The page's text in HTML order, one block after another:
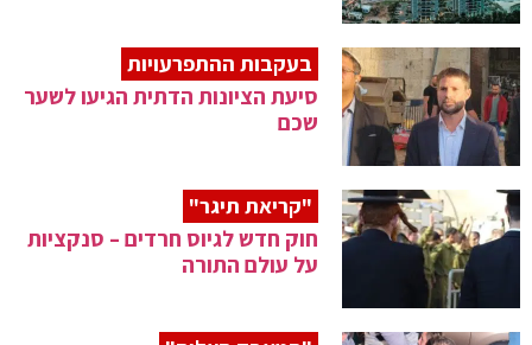
בעקבות ההתפרעויות
סיעת הציונות הדתית הגיעו לשער
שכם
"קריאת תיגר"
חוק חדש לגיוס חרדים – סנקציות
על עולם התורה